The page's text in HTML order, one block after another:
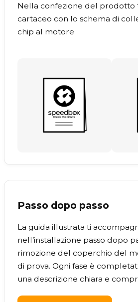
Nella confezione del prodotto
cartaceo con lo schema di
chip al motore
Passo dopo passo
La guida illustrata ti
nell’installazione passo dopo
rimozione del coperchio del
di prova. Ogni fase è
una descrizione chiara e